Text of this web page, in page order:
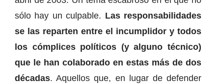
sólo hay un culpable. Las responsabilidades
se las reparten entre el incumplidor y todos
los cómplices políticos (y alguno técnico)
que le han colaborado en estas más de dos
décadas. Aquellos que, en lugar de defender